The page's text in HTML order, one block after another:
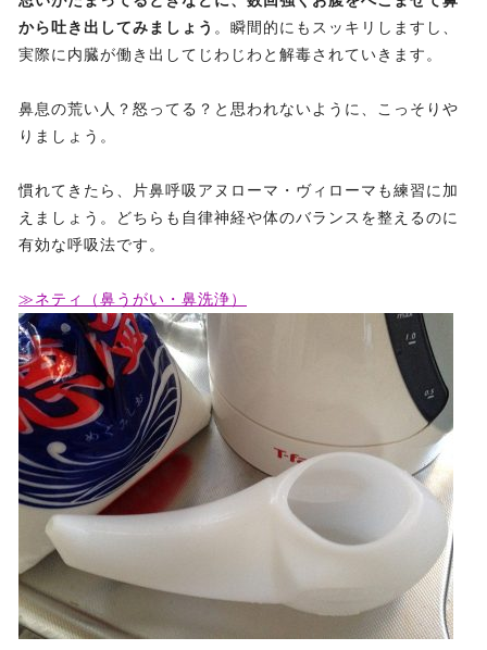
から吐き出してみましょう 。瞬間的にもスッキリしますし、
実際に内臓が働き出してじわじわと解毒されていきます。
鼻息の荒い人？怒ってる？と思われないように、こっそりや
りましょう。
慣れてきたら、片鼻呼吸アヌローマ・ヴィローマも練習に加
えましょう。どちらも自律神経や体のバランスを整えるのに
有効な呼吸法です。
≫ネティ（鼻うがい・鼻洗浄）